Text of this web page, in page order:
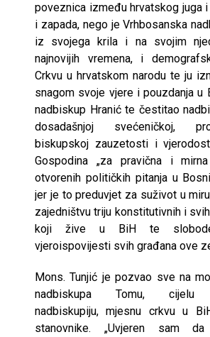
poveznica između hrvatskog juga
i zapada, nego je Vrhbosanska
iz svojega krila i na svojim
najnovijih vremena, i
Crkvu u hrvatskom narodu te ju
snagom svoje vjere i pouzdanja u
nadbiskup Hranić te čestitao
dosadašnjoj svećeničkoj,
biskupskoj zauzetosti i
Gospodina „za pravična i
otvorenih političkih pitanja u
jer je to preduvjet za suživot u
zajedništvu triju konstitutivnih i
koji žive u BiH te
vjeroispovijesti svih građana ove
Mons. Tunjić je pozvao sve na
nadbiskupa Tomu, cijelu
nadbiskupiju, mjesnu crkvu u
stanovnike. „Uvjeren sam